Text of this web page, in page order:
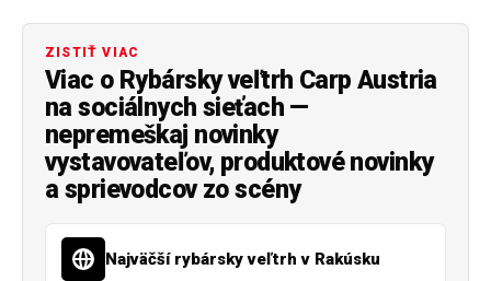
ZISTIŤ VIAC
Viac o Rybársky veľtrh Carp Austria
na sociálnych sieťach —
nepremeškaj novinky
vystavovateľov, produktové novinky
a sprievodcov zo scény
Najväčší rybársky veľtrh v Rakúsku